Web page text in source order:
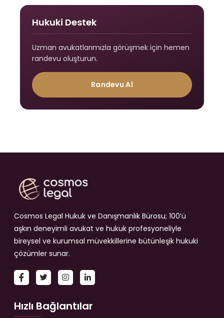
Hukuki Destek
Uzman avukatlarımızla görüşmek için hemen
randevu oluşturun.
Randevu Al
Cosmos Legal Hukuk ve Danışmanlık Bürosu; 100’ü
aşkın deneyimli avukat ve hukuk profesyoneliyle
bireysel ve kurumsal müvekkillerine bütünleşik hukuki
çözümler sunar.
Hızlı Bağlantılar